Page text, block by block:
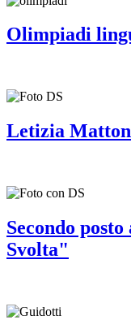
Olimpiadi
Letizia
Secondo
Svolta"